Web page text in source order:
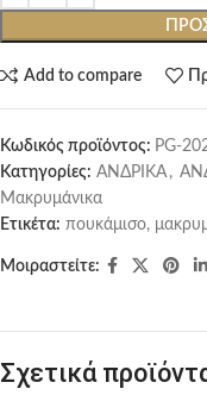
Add to compare
Κωδικός προϊόντος: PG-
Κατηγορίες: ΑΝΔΡΙΚΑ ,
Μακρυμάνικα
Ετικέτα: πουκάμισο,
Μοιραστείτε:
Σχετικά